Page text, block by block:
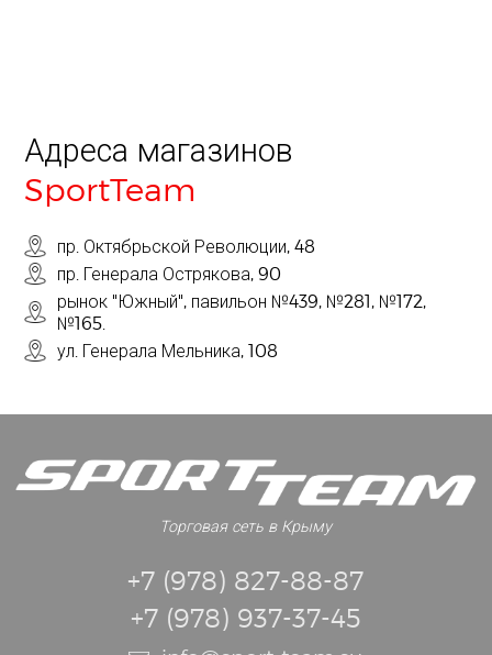
Адреса магазинов
SportTeam
пр. Октябрьской Революции, 48
пр. Генерала Острякова, 90
рынок "Южный", павильон №439, №281, №172,
№165.
ул. Генерала Мельника, 108
Торговая сеть в Крыму
+7 (978) 827-88-87
+7 (978) 937-37-45